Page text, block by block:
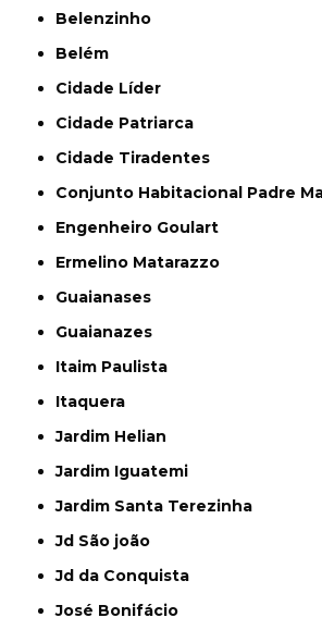
Belenzinho
Belém
Cidade Líder
Cidade Patriarca
Cidade Tiradentes
Conjunto Habitacional Padre
Engenheiro Goulart
Ermelino Matarazzo
Guaianases
Guaianazes
Itaim Paulista
Itaquera
Jardim Helian
Jardim Iguatemi
Jardim Santa Terezinha
Jd São joão
Jd da Conquista
José Bonifácio